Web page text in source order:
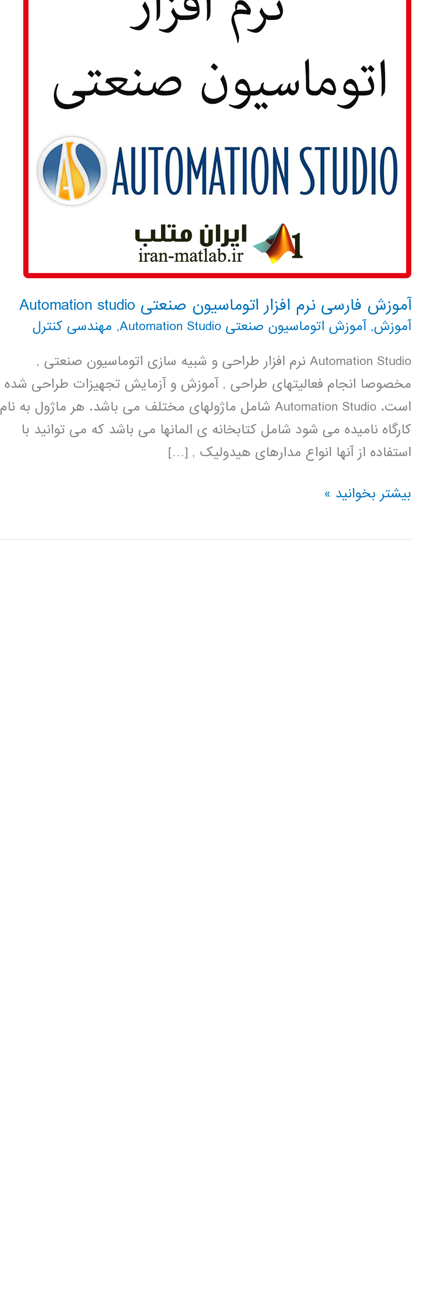
آموزش فارسی نرم افزار اتوماسیون صنعتی Automation studio
آموزش,آموزش اتوماسیون صنعتی Automation Studio , مهندسی کنترل
Automation Studio نرم افزار طراحی و شبیه سازی اتوماسیون صنعتی ,
مخصوصا انجام فعالیتهای طراحی , آموزش و آزمایش تجهیزات طراحی شده
است. Automation Studio شامل ماژولهای مختلف می باشد. هر ماژول به نام
کارگاه نامیده می شود شامل کتابخانه ی المانها می باشد که می توانید با
استفاده از آنها انواع مدارهای هیدولیک , […]
آموزش
نرم
بیشتر بخوانید »